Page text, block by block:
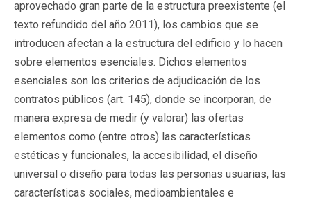
aprovechado gran parte de la estructura preexistente (el
texto refundido del año 2011), los cambios que se
introducen afectan a la estructura del edificio y lo hacen
sobre elementos esenciales. Dichos elementos
esenciales son los criterios de adjudicación de los
contratos públicos (art. 145), donde se incorporan, de
manera expresa de medir (y valorar) las ofertas
elementos como (entre otros) las características
estéticas y funcionales, la accesibilidad, el diseño
universal o diseño para todas las personas usuarias, las
características sociales, medioambientales e